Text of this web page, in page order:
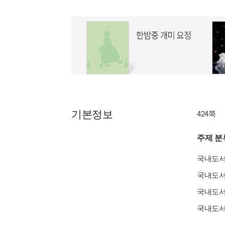
기본정보 424쪽
주제 분
국내도
국내도
국내도
국내도